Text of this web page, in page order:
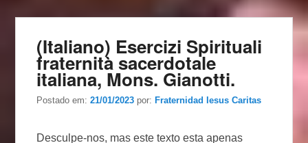
(Italiano) Esercizi Spirituali
fraternità sacerdotale
italiana, Mons. Gianotti.
Postado em:21/01/2023 por: Fraternidad Iesus Caritas
Desculpe-nos, mas este texto esta apenas